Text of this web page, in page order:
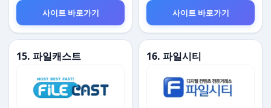
사이트 바로가기
사이트 바로가기
15. 파일캐스트 16. 파일시티